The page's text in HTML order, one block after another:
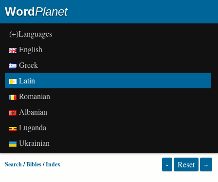
WordPlanet
(+)Languages
English
Greek
Latin
Romanian
Albanian
Luganda
Ukrainian
Search/Bibles/Index - Reset +